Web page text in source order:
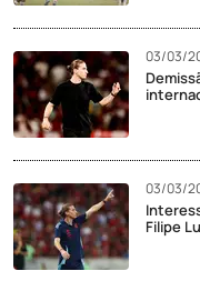
03/03/
03/03/
Filipe